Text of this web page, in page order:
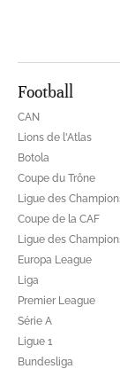
Football
CAN
Lions de l'Atlas
Botola
Coupe du Trône
Ligue des
Coupe de la CAF
Ligue des
Europa League
Liga
Premier League
Série A
Ligue 1
Bundesliga